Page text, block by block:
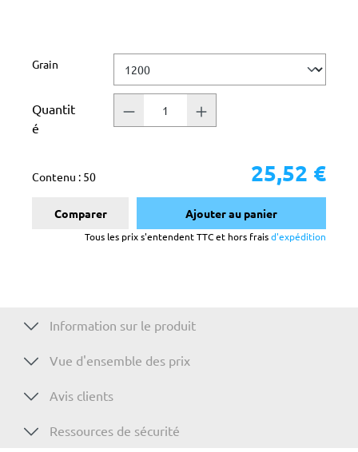
Sélectionnez
Grain
Quantit
é
Contenu : 50 25,52 €
Comparer Ajouter au panier
Tous les prix s'entendent TTC et hors fraisd'expédition
Information sur le produit
Vue d'ensemble des prix
Avis clients
Ressources de sécurité